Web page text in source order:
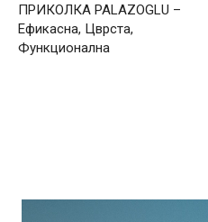
ПРИКОЛКА PALAZOGLU –
Ефикасна, Цврста,
Функционална